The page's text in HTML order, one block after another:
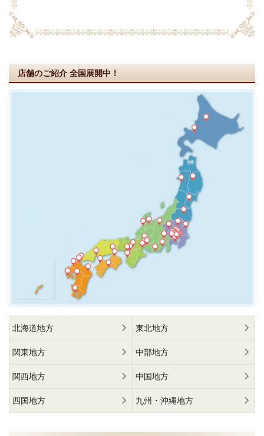
店舗のご紹介 全国展開中！
北海道地方 東北地方
関東地方 中部地方
関西地方 中国地方
四国地方 九州・沖縄地方